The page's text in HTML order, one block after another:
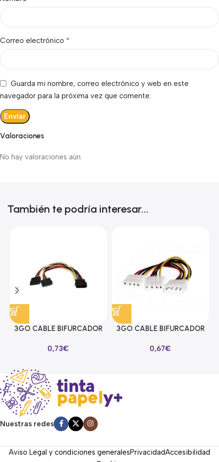
Valoraciones
No hay valoraciones aún.
Correo electrónico *
Guarda mi nombre, correo electrónico y web en este
navegador para la próxima vez que comente.
También te podría interesar...
3GO CABLE BIFURCADOR
0,73€
3GO CABLE BIFURCADOR
0,67€
Nuestras redes
Aviso Legal y condiciones generalesPrivacidadAccesibilidad